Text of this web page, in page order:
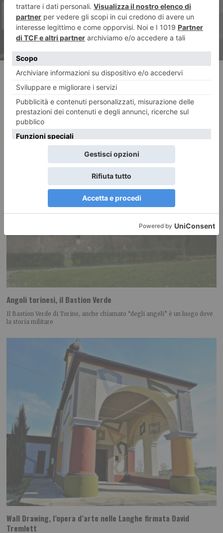
RECENTI:
Angoli torinesi, il Bastion Verde
Il Bastion Verde di Torino, anche chiamato “degli angeli” è un luogo dove
la storia militare
Wall Drawing, l’opera d’arte nelle Langhe firmata David
Tremlett